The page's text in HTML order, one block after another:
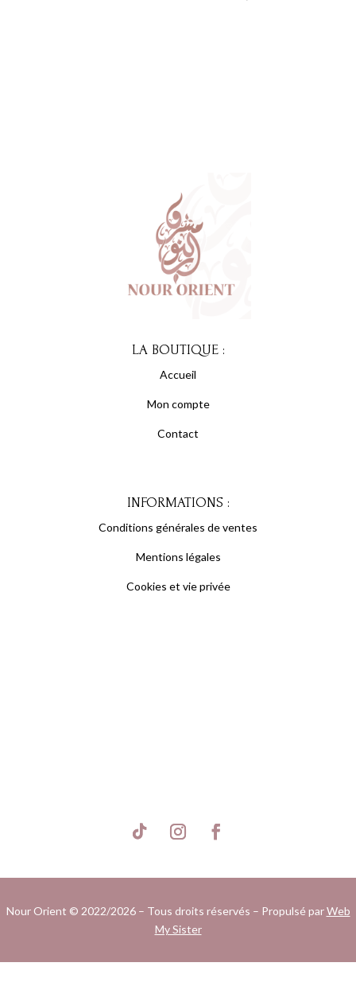
LA BOUTIQUE :
Accueil
Mon compte
Contact
INFORMATIONS :
Conditions générales de ventes
Mentions légales
Cookies et vie privée
Nour Orient © 2022/2026 – Tous droits réservés – Propulsé parWeb
My Sister